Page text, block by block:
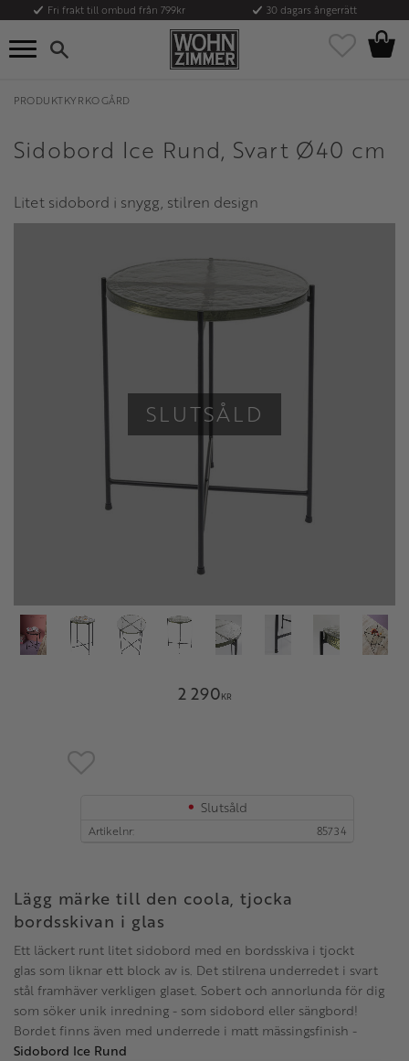
Meny
Fri frakt till ombud från 799kr 30 dagars ångerrätt
Favoriter
PRODUKTKYRKOGÅRD
Sidobord Ice Rund, Svart Ø40 cm
Litet sidobord i snygg, stilren design
SLUTSÅLD
2 290KR
Lägg till i favoriter
Slutsåld
Artikelnr 85734
Lägg märke till den coola, tjocka
bordsskivan i glas
Ett läckert runt litet sidobord med en bordsskiva i tjockt
glas som liknar ett block av is. Det stilrena underredet i svart
stål framhäver verkligen glaset. Sobert och annorlunda för dig
som söker unik inredning - som sidobord eller sängbord!
Bordet finns även med underrede i matt mässingsfinish -
Sidobord Ice Rund